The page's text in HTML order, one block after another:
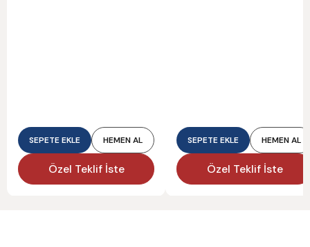
SEPETE EKLE HEMEN AL
Özel Teklif İste
SEPETE EKLE HEMEN AL
Özel Teklif İste